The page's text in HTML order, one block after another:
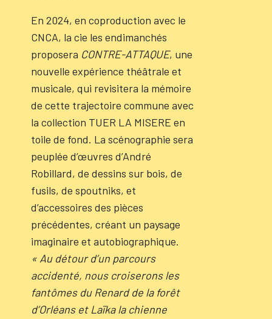
En 2024, en coproduction avec le
CNCA, la cie les endimanchés
proposera CONTRE-ATTAQUE, une
nouvelle expérience théâtrale et
musicale, qui revisitera la mémoire
de cette trajectoire commune avec
la collection TUER LA MISERE en
toile de fond. La scénographie sera
peuplée d’œuvres d’André
Robillard, de dessins sur bois, de
fusils, de spoutniks, et
d’accessoires des pièces
précédentes, créant un paysage
imaginaire et autobiographique.
« Au détour d’un parcours
accidenté, nous croiserons les
fantômes du Renard de la forêt
d’Orléans et Laïka la chienne